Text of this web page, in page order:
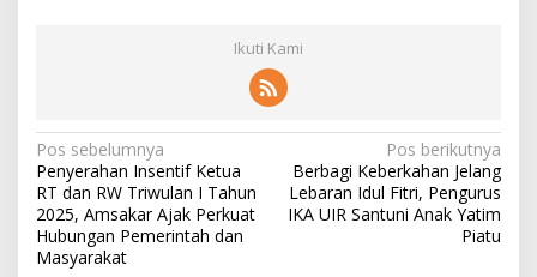
Ikuti Kami
N
a
v
i
Pos sebelumnya
Penyerahan Insentif Ketua
RT dan RW Triwulan I Tahun
2025, Amsakar Ajak Perkuat
Hubungan Pemerintah dan
Masyarakat
Pos berikutnya
Berbagi Keberkahan Jelang
Lebaran Idul Fitri, Pengurus
IKA UIR Santuni Anak Yatim
Piatu